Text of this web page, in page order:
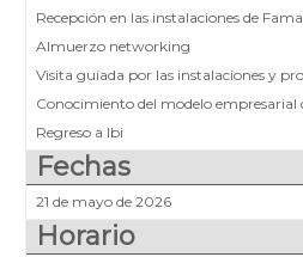
Recepción en las instalaciones de
Almuerzo networking
Visita guiada por las instalaciones y
Conocimiento del modelo empresarial
Regreso a Ibi
Fechas
21 de mayo de 2026
Horario